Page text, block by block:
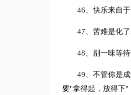
46、快乐来自
47、苦难是化了
48、别一味等
49、不管你是
要"拿得起，放得下"